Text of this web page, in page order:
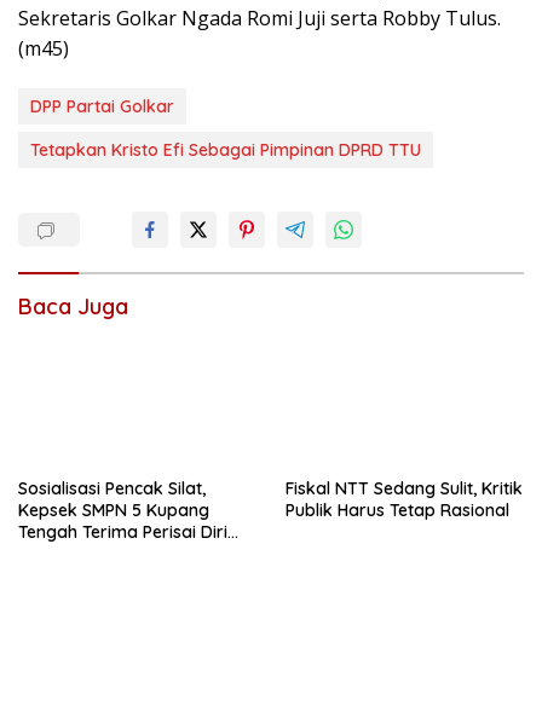
Sekretaris Golkar Ngada Romi Juji serta Robby Tulus.
(m45)
DPP Partai Golkar
Tetapkan Kristo Efi Sebagai Pimpinan DPRD TTU
Baca Juga
Sosialisasi Pencak Silat,
Kepsek SMPN 5 Kupang
Tengah Terima Perisai Diri
Fiskal NTT Sedang Sulit, Kritik
Publik Harus Tetap Rasional